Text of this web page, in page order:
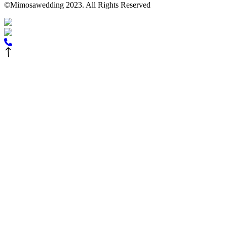
©Mimosawedding 2023. All Rights Reserved